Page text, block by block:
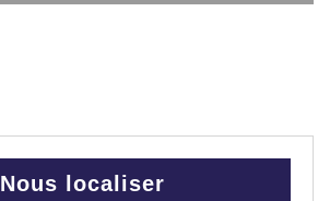
Nous localiser